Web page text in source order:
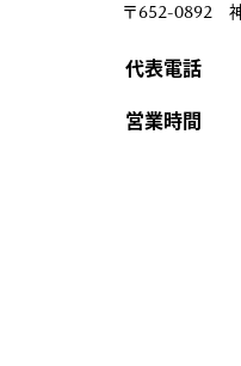
〒652-0892
代表電話
営業時間